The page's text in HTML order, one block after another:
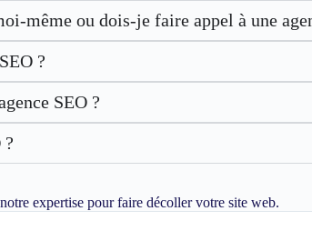
même ou dois-je faire appel à une
?
SEO ?
?
expertise pour faire décoller votre site web.